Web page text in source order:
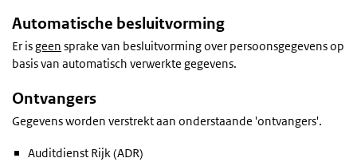
Automatische besluitvorming
Er isgeen sprake van besluitvorming over persoonsgegevens op
basis van automatisch verwerkte gegevens.
Ontvangers
Gegevens worden verstrekt aan onderstaande 'ontvangers'.
Auditdienst Rijk (ADR)